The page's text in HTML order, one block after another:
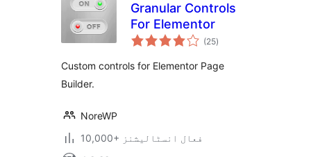
Granular Controls
For Elementor
(25مجموعی
درجہ
)
Custom controls for Elementor Page
Builder.
NoreWP
10,000+ فعال انسٹالیشنز